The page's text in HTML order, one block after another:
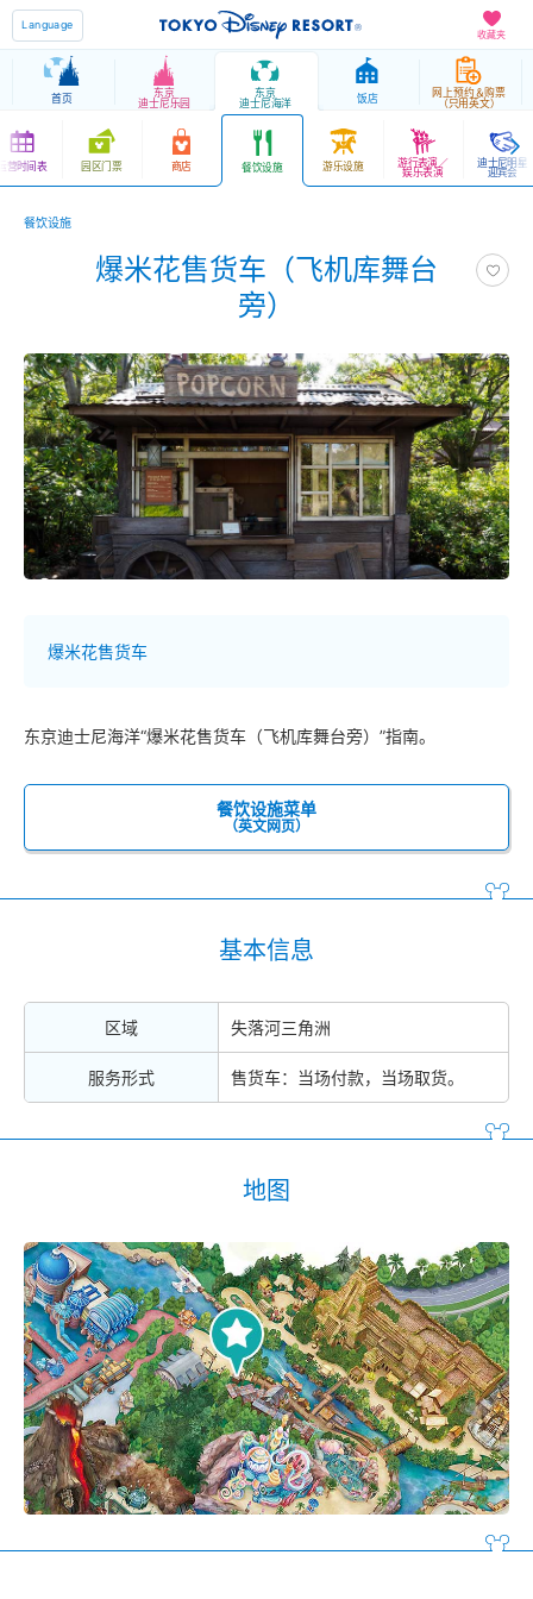
收藏夹
Language
首页 东京
迪士尼乐园
东京
迪士尼海洋 饭店 网上预约＆购票
（只用英文）
营时间表 园区门票 商店 餐饮设施 游乐设施 游行表演／
娱乐表演
迪士尼明星
迎宾会
餐饮设施
爆米花售货车（飞机库舞台
旁）
爆米花售货车
东京迪士尼海洋“爆米花售货车（飞机库舞台旁）”指南。
餐饮设施菜单
（英文网页）
基本信息
区域 失落河三角洲
服务形式 售货车：当场付款，当场取货。
地图